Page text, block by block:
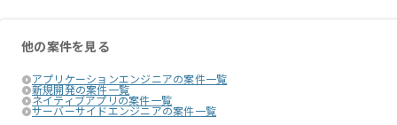
他の案件を見る
アプリケーションエンジニアの案件一覧
新規開発の案件一覧
ネイティブアプリの案件一覧
サーバーサイドエンジニアの案件一覧